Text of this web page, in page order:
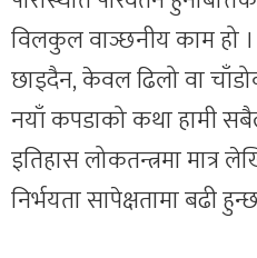
विलकुल वाञ्छनीय काम हो
छाड्दैन, केवल ढिलो वा
नयाँ कपडाको कथा हामी
इतिहास लोकतन्त्रमा मात्र
निर्भयता सापेक्षतामा बढी